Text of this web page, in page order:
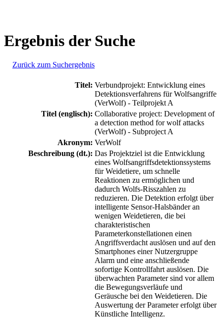
Ergebnis der Suche
Zurück zum Suchergebnis
Titel: Verbundprojekt: Entwicklung eines
Detektionsverfahrens für Wolfsangriffe
(VerWolf) - Teilprojekt A
Titel (englisch): Collaborative project: Development of
a detection method for wolf attacks
(VerWolf) - Subproject A
Akronym: VerWolf
Beschreibung (dt.): Das Projektziel ist die Entwicklung
eines Wolfsangriffsdetektionssystems
für Weidetiere, um schnelle
Reaktionen zu ermöglichen und
dadurch Wolfs-Risszahlen zu
reduzieren. Die Detektion erfolgt über
intelligente Sensor-Halsbänder an
wenigen Weidetieren, die bei
charakteristischen
Parameterkonstellationen einen
Angriffsverdacht auslösen und auf den
Smartphones einer Nutzergruppe
Alarm und eine anschließende
sofortige Kontrollfahrt auslösen. Die
überwachten Parameter sind vor allem
die Bewegungsverläufe und
Geräusche bei den Weidetieren. Die
Auswertung der Parameter erfolgt über
Künstliche Intelligenz.